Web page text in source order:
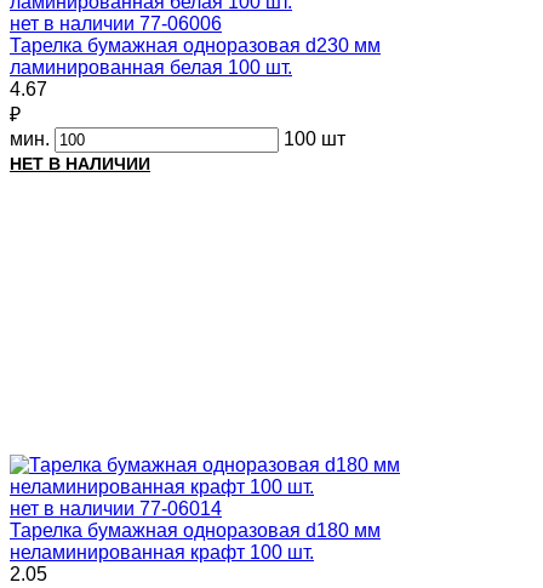
нет в наличии 77-06006
Тарелка бумажная одноразовая d230 мм
ламинированная белая 100 шт.
4.67
₽
мин.
100 шт
НЕТ В НАЛИЧИИ
нет в наличии 77-06014
Тарелка бумажная одноразовая d180 мм
неламинированная крафт 100 шт.
2.05